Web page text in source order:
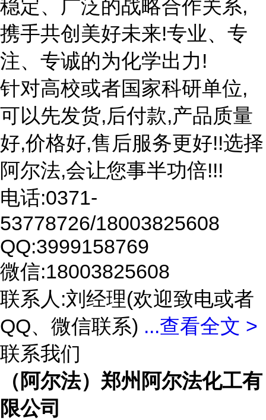
稳定、广泛的战略合作关系,
携手共创美好未来!专业、专
注、专诚的为化学出力!
针对高校或者国家科研单位,
可以先发货,后付款,产品质量
好,价格好,售后服务更好!!选择
阿尔法,会让您事半功倍!!!
电话:0371-
53778726/18003825608
QQ:3999158769
微信:18003825608
联系人:刘经理(欢迎致电或者
QQ、微信联系) ...查看全文 >
联系我们
（阿尔法）郑州阿尔法化工有
限公司